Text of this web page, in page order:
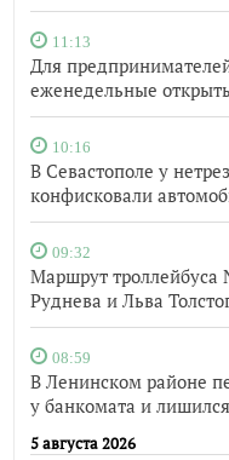
11:13
Для
еженедельные
10:16
В Севастополе у
конфисковали
09:32
Маршрут
Руднева и Льва
08:59
В Ленинском районе
у банкомата и
5 августа 2026